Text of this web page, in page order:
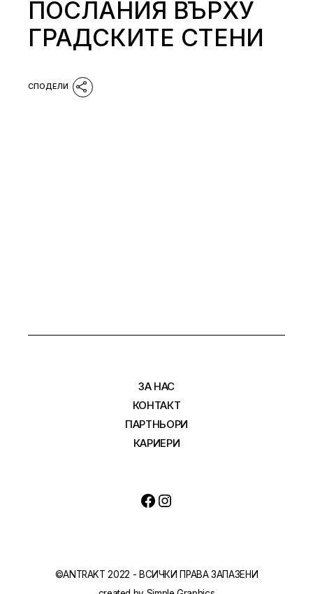
ПОСЛАНИЯ ВЪРХУ
ГРАДСКИТЕ СТЕНИ
ЗА НАС
КОНТАКТ
ПАРТНЬОРИ
КАРИЕРИ
Facebook
Instagram
©ANTRAKT 2022 - ВСИЧКИ ПРАВА ЗАПАЗЕНИ